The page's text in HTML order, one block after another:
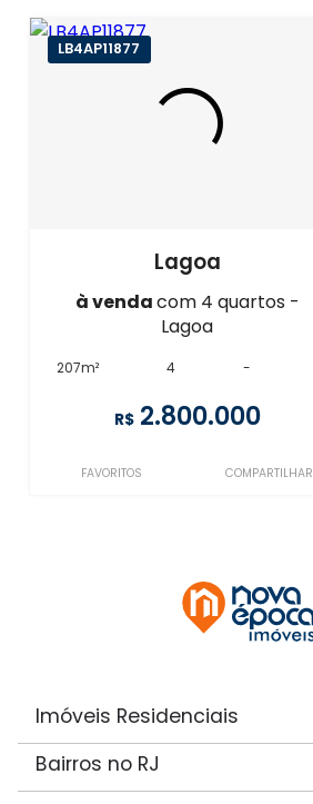
LB4AP11877
Lagoa
à vendacom 4 quartos -
Lagoa
207m² 4 -
R$ 2.800.000
FAVORITOS COMPARTILHAR
Imóveis Residenciais
Bairros no RJ